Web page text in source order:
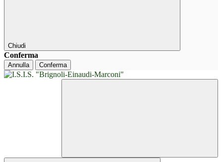
Chiudi
Conferma
Annulla Conferma